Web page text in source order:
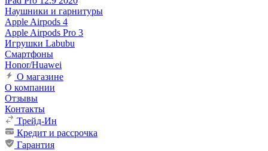
Наушники и гарнитуры
Apple Airpods 4
Apple Airpods Pro 3
Игрушки Labubu
Смартфоны
Honor/Huawei
О магазине
О компании
Отзывы
Контакты
Трейд-Ин
Кредит и рассрочка
Гарантия